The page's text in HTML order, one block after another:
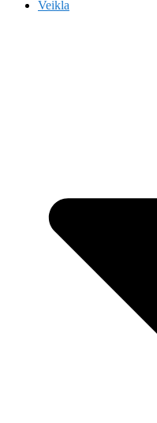
Veikla